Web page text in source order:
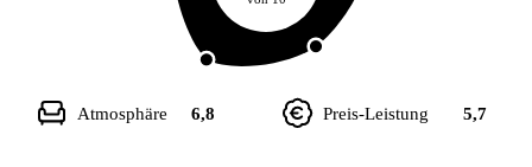
Preis-Leistung 5,7
Atmosphäre 6,8